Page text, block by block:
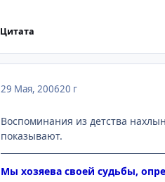
Цитата
29 Мая, 200620 г
Воспоминания из детства
показывают.
Мы хозяева своей судьбы,